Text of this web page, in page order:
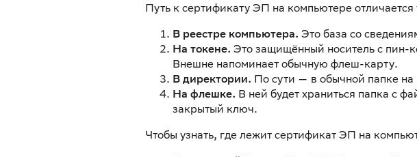
Путь к сертификату ЭП на компьютере
В реестре компьютера. Это база со
На токене. Это защищённый носитель с пин-
Внешне напоминает обычную флеш-карту.
В директории. По сути — в обычной папке
На флешке. В ней будет храниться папка с
закрытый ключ.
Чтобы узнать, где лежит сертификат ЭП на